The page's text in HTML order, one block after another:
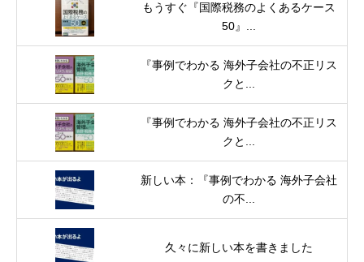
もうすぐ『国際税務のよくあるケース
50』...
『事例でわかる 海外子会社の不正リス
クと...
『事例でわかる 海外子会社の不正リス
クと...
新しい本：『事例でわかる 海外子会社
の不...
久々に新しい本を書きました